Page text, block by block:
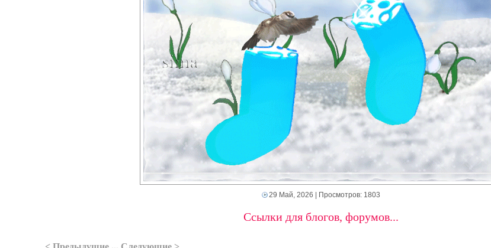
29 Май, 2026 | Просмотров: 1803
Ссылки для блогов, форумов...